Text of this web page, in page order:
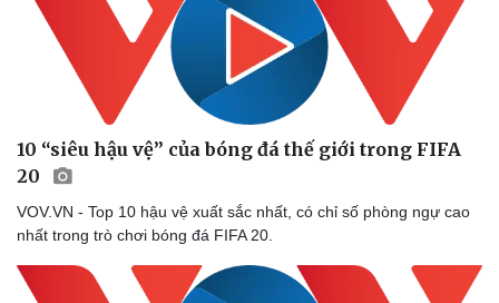
10 “siêu hậu vệ” của bóng đá thế giới trong FIFA
20
VOV.VN - Top 10 hậu vệ xuất sắc nhất, có chỉ số phòng ngự cao
nhất trong trò chơi bóng đá FIFA 20.